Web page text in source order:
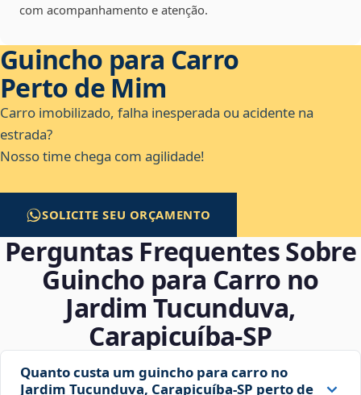
com acompanhamento e atenção.
Guincho para Carro
Perto de Mim
Carro imobilizado, falha inesperada ou acidente na
estrada?
Nosso time chega com agilidade!
SOLICITE SEU ORÇAMENTO
Perguntas Frequentes Sobre
Guincho para Carro no
Jardim Tucunduva,
Carapicuíba‑SP
Quanto custa um guincho para carro no
Jardim Tucunduva, Carapicuíba‑SP perto de